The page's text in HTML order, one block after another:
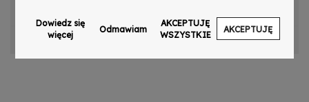
OPINIE
Zezwól na pliki cookie dotyczące preferencji
Dowiedz się więcej
Zezwól na ciasteczka analityczne
Dowiedz się
więcej
Odmawiam
AKCEPTUJĘ
WSZYSTKIE
AKCEPTUJĘ